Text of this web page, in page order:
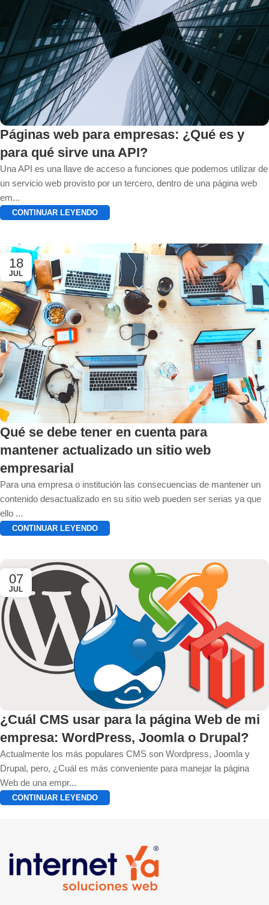
Páginas web para empresas: ¿Qué es y
para qué sirve una API?
Una API es una llave de acceso a funciones que podemos utilizar de
un servicio web provisto por un tercero, dentro de una página web
em...
CONTINUAR LEYENDO
18
JUL
Qué se debe tener en cuenta para
mantener actualizado un sitio web
empresarial
Para una empresa o institución las consecuencias de mantener un
contenido desactualizado en su sitio web pueden ser serias ya que
ello ...
CONTINUAR LEYENDO
07
JUL
¿Cuál CMS usar para la página Web de mi
empresa: WordPress, Joomla o Drupal?
Actualmente los más populares CMS son Wordpress, Joomla y
Drupal, pero, ¿Cuál es más conveniente para manejar la página
Web de una empr...
CONTINUAR LEYENDO